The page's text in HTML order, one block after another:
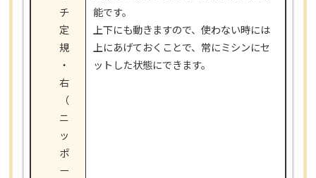
チ
定
規
・
右
（
ニ
ッ
ポ
ー
能です。
上下にも動きますので、使わない時には
上にあげておくことで、常にミシンにセ
ットした状態にできます。